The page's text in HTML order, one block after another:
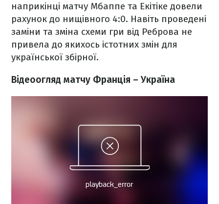
наприкінці матчу Мбаппе та Екітіке довели
рахунок до нищівного 4:0. Навіть проведені
заміни та зміна схеми гри від Реброва не
привела до якихось істотних змін для
української збірної.
Відеоогляд матчу Франція – Україна